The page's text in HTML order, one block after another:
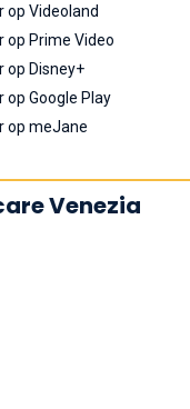
op Videoland
op Prime Video
op Disney+
op Google Play
op meJane
Venezia